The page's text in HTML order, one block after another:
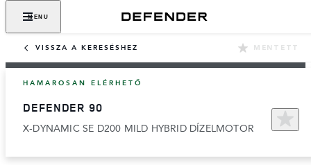
MENU
VISSZA A KERESÉSHEZ MENTETT
HAMAROSAN ELÉRHETŐ
DEFENDER 90
X-DYNAMIC SE D200 MILD HYBRID DÍZELMOTOR